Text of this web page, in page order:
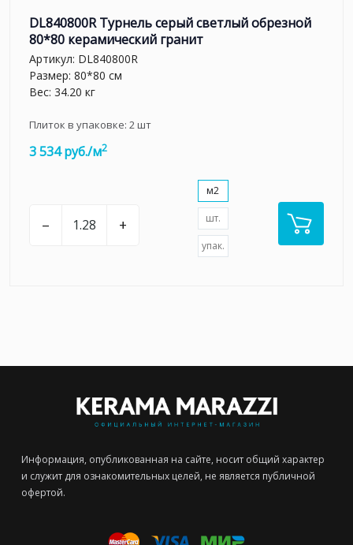
DL840800R Турнель серый светлый обрезной
80*80 керамический гранит
Артикул: DL840800R
Размер: 80*80 см
Вес: 34.20 кг
Плиток в упаковке: 2шт
3 534 руб./м2
– +
м2
шт.
упак.
Информация, опубликованная на сайте, носит общий характер
и служит для ознакомительных целей, не является публичной
офертой.